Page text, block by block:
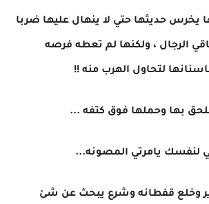
حديثها حتي لا ينهال عليها ضربا
الرجال ، ولكنها لم تعطه فرصه
لتحاول الهرب منه !!
بها وحملها فوق كتفه ...
لنفسك يامرتي المصونه...
وخلع قفطانه وشرع يبحث عن شئ